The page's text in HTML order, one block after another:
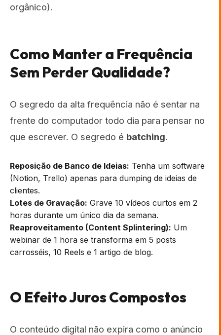
orgânico).
Como Manter a Frequência
Sem Perder Qualidade?
O segredo da alta frequência não é sentar na
frente do computador todo dia para pensar no
que escrever. O segredo é batching.
Reposição de Banco de Ideias: Tenha um software
(Notion, Trello) apenas para dumping de ideias de
clientes.
Lotes de Gravação: Grave 10 vídeos curtos em 2
horas durante um único dia da semana.
Reaproveitamento (Content Splintering): Um
webinar de 1 hora se transforma em 5 posts
carrosséis, 10 Reels e 1 artigo de blog.
O Efeito Juros Compostos
O conteúdo digital não expira como o anúncio